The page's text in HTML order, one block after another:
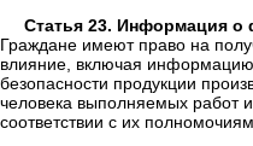
Статья 23. Информация о
Граждане имеют право на
влияние, включая информацию
безопасности продукции
человека выполняемых работ
соответствии с их